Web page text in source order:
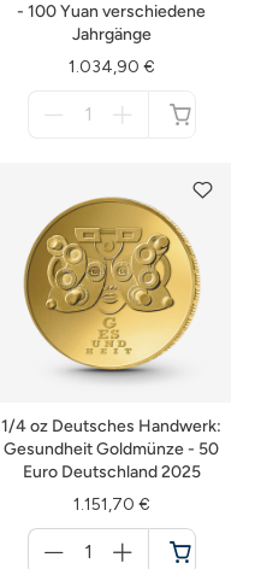
- 100 Yuan verschiedene
Jahrgänge
1.034,90 €
1/4 oz Deutsches Handwerk:
Gesundheit Goldmünze - 50
Euro Deutschland 2025
1.151,70 €
für